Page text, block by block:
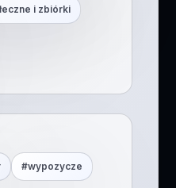
i zbiórki
#wypozycze